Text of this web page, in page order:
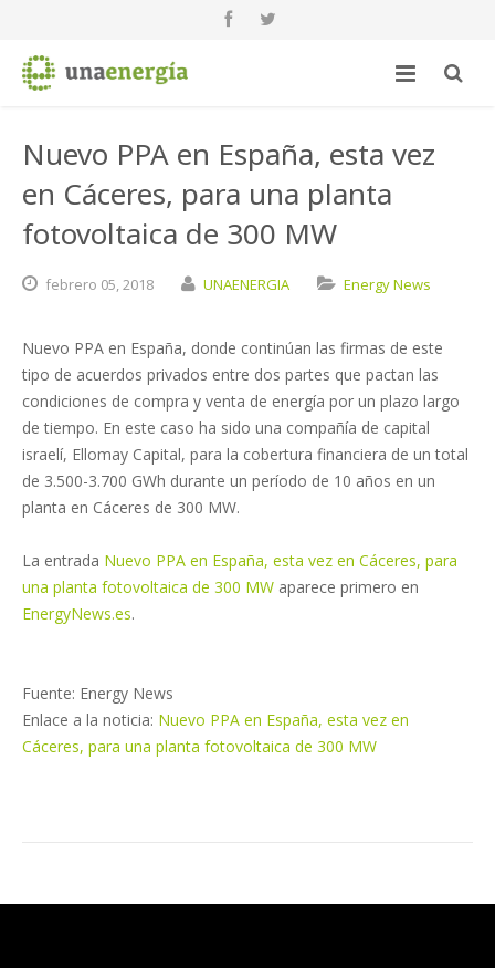
Nuevo PPA en España, esta vez
en Cáceres, para una planta
fotovoltaica de 300 MW
febrero 05,2018 UNAENERGIA Energy News
Nuevo PPA en España, donde continúan las firmas de este
tipo de acuerdos privados entre dos partes que pactan las
condiciones de compra y venta de energía por un plazo largo
de tiempo. En este caso ha sido una compañía de capital
israelí, Ellomay Capital, para la cobertura financiera de un total
de 3.500-3.700 GWh durante un período de 10 años en un
planta en Cáceres de 300 MW.
La entrada Nuevo PPA en España, esta vez en Cáceres, para
una planta fotovoltaica de 300 MW aparece primero en
EnergyNews.es.
Fuente: Energy News
Enlace a la noticia: Nuevo PPA en España, esta vez en
Cáceres, para una planta fotovoltaica de 300 MW